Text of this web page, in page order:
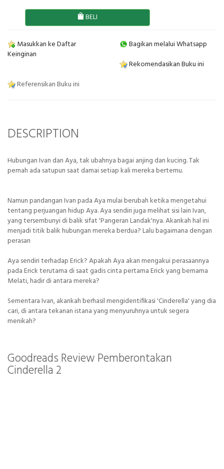
BELI
Masukkan ke Daftar
Keinginan
Bagikan melalui Whatsapp
Rekomendasikan Buku ini
Referensikan Buku ini
DESCRIPTION
Hubungan Ivan dan Aya, tak ubahnya bagai anjing dan kucing. Tak
pernah ada satupun saat damai setiap kali mereka bertemu.
Namun pandangan Ivan pada Aya mulai berubah ketika mengetahui
tentang perjuangan hidup Aya. Aya sendiri juga melihat sisi lain Ivan,
yang tersembunyi di balik sifat 'Pangeran Landak'nya. Akankah hal ini
menjadi titik balik hubungan mereka berdua? Lalu bagaimana dengan
perasan
Aya sendiri terhadap Erick? Apakah Aya akan mengakui perasaannya
pada Erick terutama di saat gadis cinta pertama Erick yang bernama
Melati, hadir di antara mereka?
Sementara Ivan, akankah berhasil mengidentifikasi 'Cinderella' yang dia
cari, di antara tekanan istana yang menyuruhnya untuk segera
menikah?
Goodreads Review Pemberontakan
Cinderella 2